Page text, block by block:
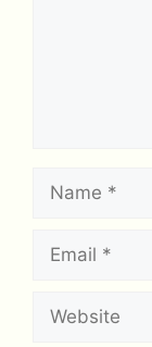
Name
Email
Website